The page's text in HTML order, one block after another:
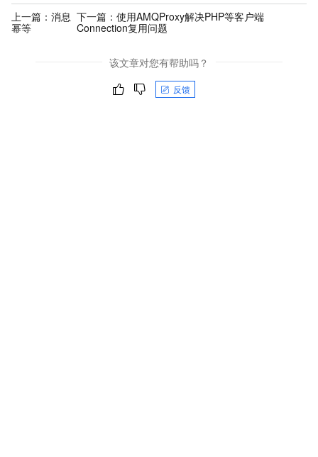
上一篇： 消息
幂等
下一篇：使用AMQProxy解决PHP等客户端
Connection复用问题
该文章对您有帮助吗？
反馈